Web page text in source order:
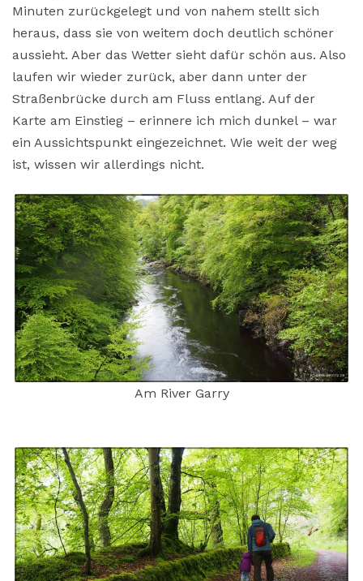
Minuten zurückgelegt und von nahem stellt sich
heraus, dass sie von weitem doch deutlich schöner
aussieht. Aber das Wetter sieht dafür schön aus. Also
laufen wir wieder zurück, aber dann unter der
Straßenbrücke durch am Fluss entlang. Auf der
Karte am Einstieg – erinnere ich mich dunkel – war
ein Aussichtspunkt eingezeichnet. Wie weit der weg
ist, wissen wir allerdings nicht.
Am River Garry